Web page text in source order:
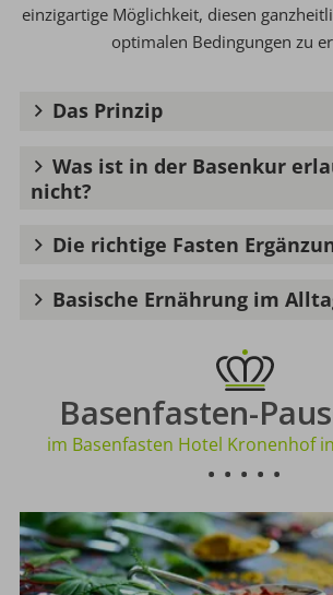
einzigartige Möglichkeit, diesen
optimalen Bedingungen zu
Das Prinzip
Was ist in der Basenkur
nicht?
Die richtige Fasten
Basische Ernährung im
Basenfasten-
im Basenfasten Hotel Kronenhof